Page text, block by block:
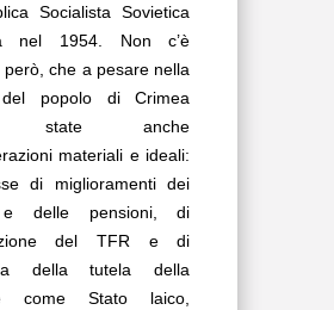
Socialista Sovietica
nel 1954. Non c’è
però, che a pesare nella
popolo di Crimea
state anche
materiali e ideali:
di miglioramenti dei
delle pensioni, di
del TFR e di
della tutela della
come Stato laico,